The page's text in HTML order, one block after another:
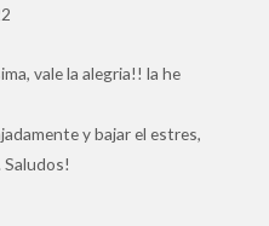
5
vale la alegria!! la he
y bajar el estres,